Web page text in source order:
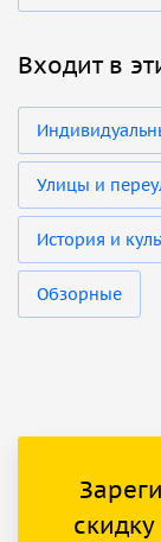
Входит в
Улицы и
История и
Обзорные